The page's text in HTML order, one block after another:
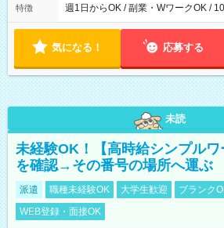
日】11：00～翌5：00 上記の時間帯
特徴 週1日からOK / 副業・WワークOK /
気になる！ 応募する
未読
未経験OK！【高時給シンプル
を確認→その番号の場所へ運ぶ
派遣 職種未経験OK 大学生歓迎
ブランク
WEB登録・面接OK